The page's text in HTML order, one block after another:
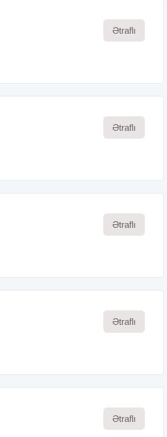
Ətraflı
Ətraflı
Ətraflı
Ətraflı
Ətraflı